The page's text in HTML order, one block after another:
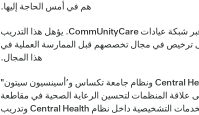
هم في أمس الحاجة إليها.
في عام 2025، يتناوب 243 طبيباً مقيماً في 12 برنامجاً عبر شبكة عيادات CommUnityCare. يؤهل هذا التدريب
ترخيص في مجال تخصصهم قبل الممارسة العملية في
هذا المجال.
بعد مرور أكثر من عقد من الزمان على توقيع نظام Central Health ونظام جامعة تكساس و’أسينسيون سيتون"
علاقة المنظمات لتحسين الرعاية الصحية في مقاطعة
ترافيس، تم إطلاق العديد من التخصصات الطبية والخدمات التشخيصية داخل نظام Central Health وتدريب